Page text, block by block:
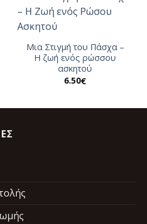
Μια Στιγμή του Πάσχα –
Η ζωή ενός ρώσσου
ασκητού
6.50€